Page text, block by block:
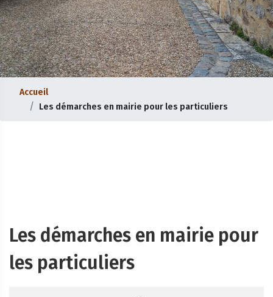
Accueil
Les démarches en mairie pour les particuliers
Les démarches en mairie pour
les particuliers